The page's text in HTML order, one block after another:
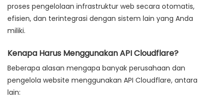
proses pengelolaan infrastruktur web secara otomatis,
efisien, dan terintegrasi dengan sistem lain yang Anda
miliki.
Kenapa Harus Menggunakan API Cloudflare?
Beberapa alasan mengapa banyak perusahaan dan
pengelola website menggunakan API Cloudflare, antara
lain: